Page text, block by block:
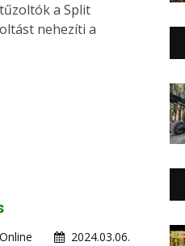
a Split
nehezíti a
2024.03.06.